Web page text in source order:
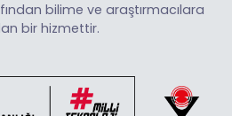
bilime ve araştırmacılara
bir hizmettir.